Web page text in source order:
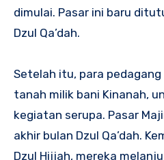
dimulai. Pasar ini baru
Dzul Qa’dah.
Setelah itu, para pedagang
tanah milik bani Kinanah,
kegiatan serupa. Pasar
akhir bulan Dzul Qa’dah.
Dzul Hijjah, mereka